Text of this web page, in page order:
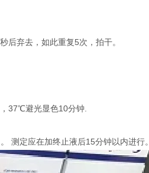
后弃去，如此重复5次，拍干。
37℃避光显色10分钟.
测定应在加终止液后15分钟以内进行。